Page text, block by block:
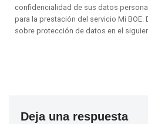
confidencialidad de sus datos
para la prestación del servicio Mi
sobre protección de datos en el
Deja una respuesta